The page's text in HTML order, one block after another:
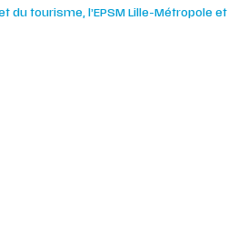
du tourisme, l’EPSM Lille-Métropole et